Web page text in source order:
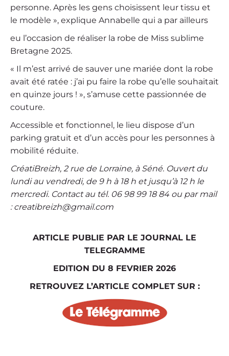
personne. Après les gens choisissent leur tissu et
le modèle », explique Annabelle qui a par ailleurs
eu l’occasion de réaliser la robe de Miss sublime
Bretagne 2025.
« Il m’est arrivé de sauver une mariée dont la robe
avait été ratée : j’ai pu faire la robe qu’elle souhaitait
en quinze jours ! », s’amuse cette passionnée de
couture.
Accessible et fonctionnel, le lieu dispose d’un
parking gratuit et d’un accès pour les personnes à
mobilité réduite.
CréatiBreizh, 2 rue de Lorraine, à Séné. Ouvert du
lundi au vendredi, de 9 h à 18 h et jusqu’à 12 h le
mercredi. Contact au tél. 06 98 99 18 84 ou par mail
: creatibreizh@gmail.com
ARTICLE PUBLIE PAR LE JOURNAL LE
TELEGRAMME
EDITION DU 8 FEVRIER 2026
RETROUVEZ L’ARTICLE COMPLET SUR :